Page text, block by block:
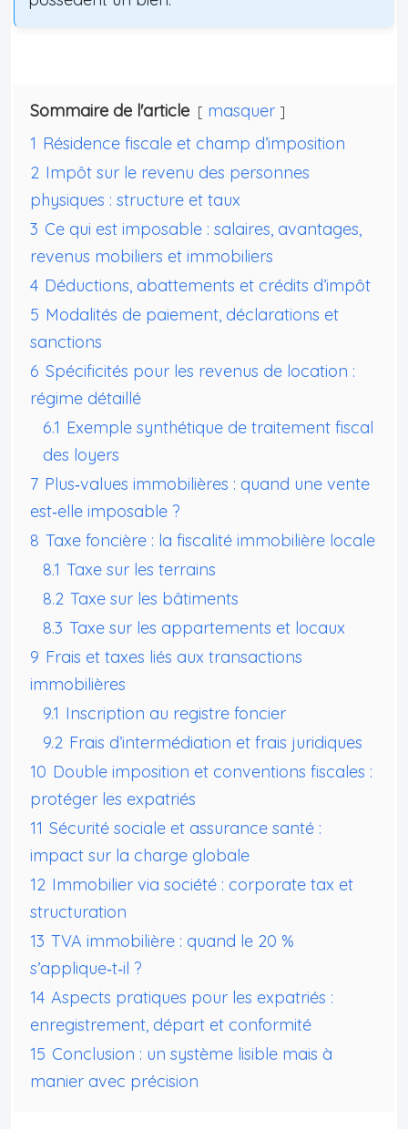
Sommaire de l'article
masquer
1 Résidence fiscale et champ d’imposition
2 Impôt sur le revenu des personnes
physiques : structure et taux
3 Ce qui est imposable : salaires, avantages,
revenus mobiliers et immobiliers
4 Déductions, abattements et crédits d’impôt
5 Modalités de paiement, déclarations et
sanctions
6 Spécificités pour les revenus de location :
régime détaillé
6.1 Exemple synthétique de traitement fiscal
des loyers
7 Plus‑values immobilières : quand une vente
est‑elle imposable ?
8 Taxe foncière : la fiscalité immobilière locale
8.1 Taxe sur les terrains
8.2 Taxe sur les bâtiments
8.3 Taxe sur les appartements et locaux
9 Frais et taxes liés aux transactions
immobilières
9.1 Inscription au registre foncier
9.2 Frais d’intermédiation et frais juridiques
10 Double imposition et conventions fiscales :
protéger les expatriés
11 Sécurité sociale et assurance santé :
impact sur la charge globale
12 Immobilier via société : corporate tax et
structuration
13 TVA immobilière : quand le 20 %
s’applique‑t‑il ?
14 Aspects pratiques pour les expatriés :
enregistrement, départ et conformité
15 Conclusion : un système lisible mais à
manier avec précision